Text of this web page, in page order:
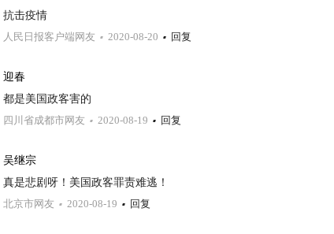
抗击疫情
人民日报客户端网友
2020-08-20 回复
迎春
都是美国政客害的
四川省成都市网友
2020-08-19 回复
吴继宗
真是悲剧呀！美国政客罪责难逃！
北京市网友
2020-08-19 回复